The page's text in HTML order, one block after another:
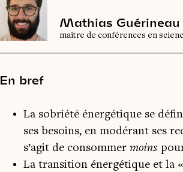
Mathias Guérineau
maître de conférences en
En bref
La sobriété énergétique se
ses besoins, en modérant ses
s’agit de consommer moins
La transition énergétique et la